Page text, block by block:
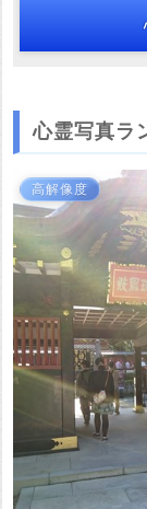
心霊写真ラ
高解像度